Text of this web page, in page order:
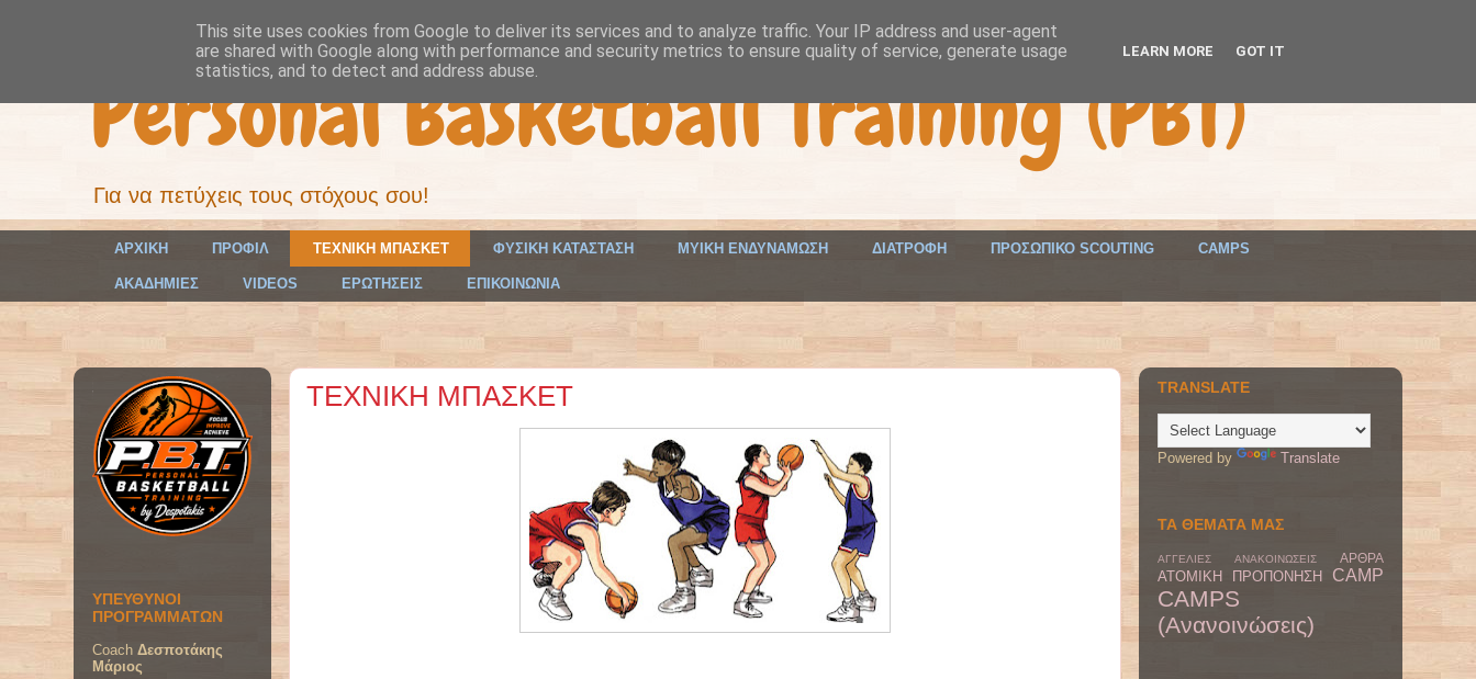
Personal Basketball Training (PBT)
Για να πετύχεις τους στόχους σου!
ΑΡΧΙΚΗ ΠΡΟΦΙΛ ΤΕΧΝΙΚΗ ΜΠΑΣΚΕΤ ΦΥΣΙΚΗ ΚΑΤΑΣΤΑΣΗ ΜΥΙΚΗ ΕΝΔΥΝΑΜΩΣΗ ΔΙΑΤΡΟΦΗ ΠΡΟΣΩΠΙΚΟ SCOUTING CAMPS
ΑΚΑΔΗΜΙΕΣ VIDEOS ΕΡΩΤΗΣΕΙΣ ΕΠΙΚΟΙΝΩΝΙΑ
ΤΕΧΝΙΚΗ ΜΠΑΣΚΕΤ
ΥΠΕΥΘΥΝΟΙ
ΠΡΟΓΡΑΜΜΑΤΩΝ
Coach Δεσποτάκης
Μάριος
TRANSLATE
Powered by Translate
ΤΑ ΘΕΜΑΤΑ ΜΑΣ
ΑΓΓΕΛΙΕΣ ΑΝΑΚΟΙΝΩΣΕΙΣ ΑΡΘΡΑ
ΑΤΟΜΙΚΗ ΠΡΟΠΟΝΗΣΗ CAMP
CAMPS
(Ανανοινώσεις)
This site uses cookies from Google to deliver its services and to analyze traffic. Your IP address and user-agent
are shared with Google along with performance and security metrics to ensure quality of service, generate usage
statistics, and to detect and address abuse.
LEARN MORE GOT IT